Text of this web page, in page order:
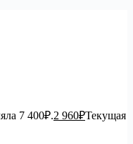
7 400₽.2 960₽Текущая